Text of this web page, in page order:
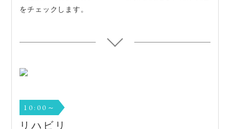
をチェックします。
10:00～
リハビリ